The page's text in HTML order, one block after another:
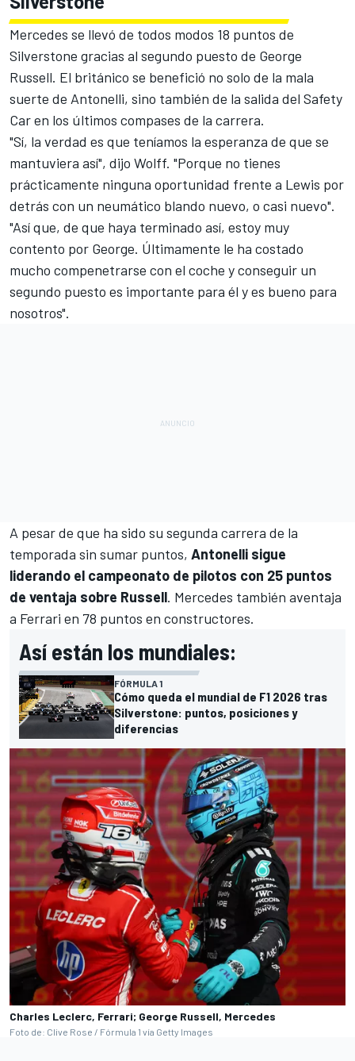
Mercedes se llevó de todos modos 18 puntos de
Silverstone gracias al segundo puesto de George
Russell. El británico se benefició no solo de la mala
suerte de Antonelli, sino también de la salida del Safety
Car en los últimos compases de la carrera.
"Sí, la verdad es que teníamos la esperanza de que se
mantuviera así", dijo Wolff. "Porque no tienes
prácticamente ninguna oportunidad frente a Lewis por
detrás con un neumático blando nuevo, o casi nuevo".
"Así que, de que haya terminado así, estoy muy
contento por George. Últimamente le ha costado
mucho compenetrarse con el coche y conseguir un
segundo puesto es importante para él y es bueno para
nosotros".
A pesar de que ha sido su segunda carrera de la
temporada sin sumar puntos, Antonelli sigue
liderando el campeonato de pilotos con 25 puntos
de ventaja sobre Russell. Mercedes también aventaja
a Ferrari en 78 puntos en constructores.
Así están los mundiales:
FÓRMULA 1
Cómo queda el mundial de F1 2026 tras
Silverstone: puntos, posiciones y
diferencias
Charles Leclerc, Ferrari; George Russell, Mercedes
Foto de: Clive Rose / Fórmula 1 vía Getty Images